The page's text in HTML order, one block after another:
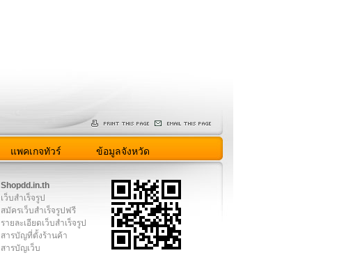
แพคเกจทัวร์ ข้อมูลจังหวัด
Shopdd.in.th
เว็บสำเร็จรูป
สมัครเว็บสำเร็จรูปฟรี
รายละเอียดเว็บสำเร็จรูป
สารบัญที่ตั้งร้านค้า
สารบัญเว็บ